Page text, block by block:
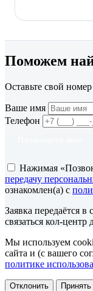
Поможем
Оставьте свой
Ваше имя
Телефон
Нажимая
передачу
ознакомлен(а) с
Заявка передаётся
связаться кол-
Мы используем
сайта и (с вашего
политике
Отклонить Принять